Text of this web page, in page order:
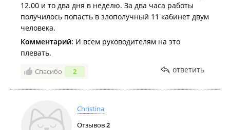
12.00 и то два дня в неделю. За два часа работы
получилось попасть в злополучный 11 кабинет двум
человека.
Комментарий: И всем руководителям на это
плевать.
Спасибо 2 ответить
Christina
Отзывов2